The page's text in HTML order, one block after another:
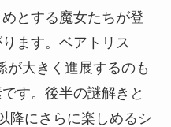
とする魔女たちが登
ます。ベアトリス
が大きく進展するのも
す。後半の謎解きと
降にさらに楽しめるシ